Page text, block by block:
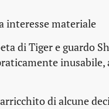
interesse materiale
di Tiger e guardo
di alcune